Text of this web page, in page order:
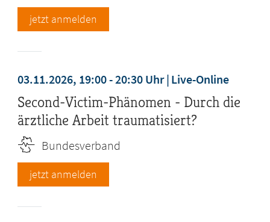
jetzt anmelden
03.11.2026, 19:00 - 20:30 Uhr Live-Online
Second-Victim-Phänomen - Durch die
ärztliche Arbeit traumatisiert?
Bundesverband
jetzt anmelden